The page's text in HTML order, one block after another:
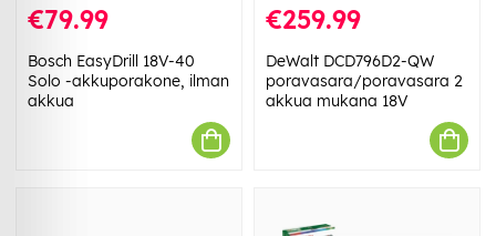
€79.99
Bosch EasyDrill 18V-40
Solo -akkuporakone, ilman
akkua
€259.99
DeWalt DCD796D2-QW
poravasara/poravasara 2
akkua mukana 18V